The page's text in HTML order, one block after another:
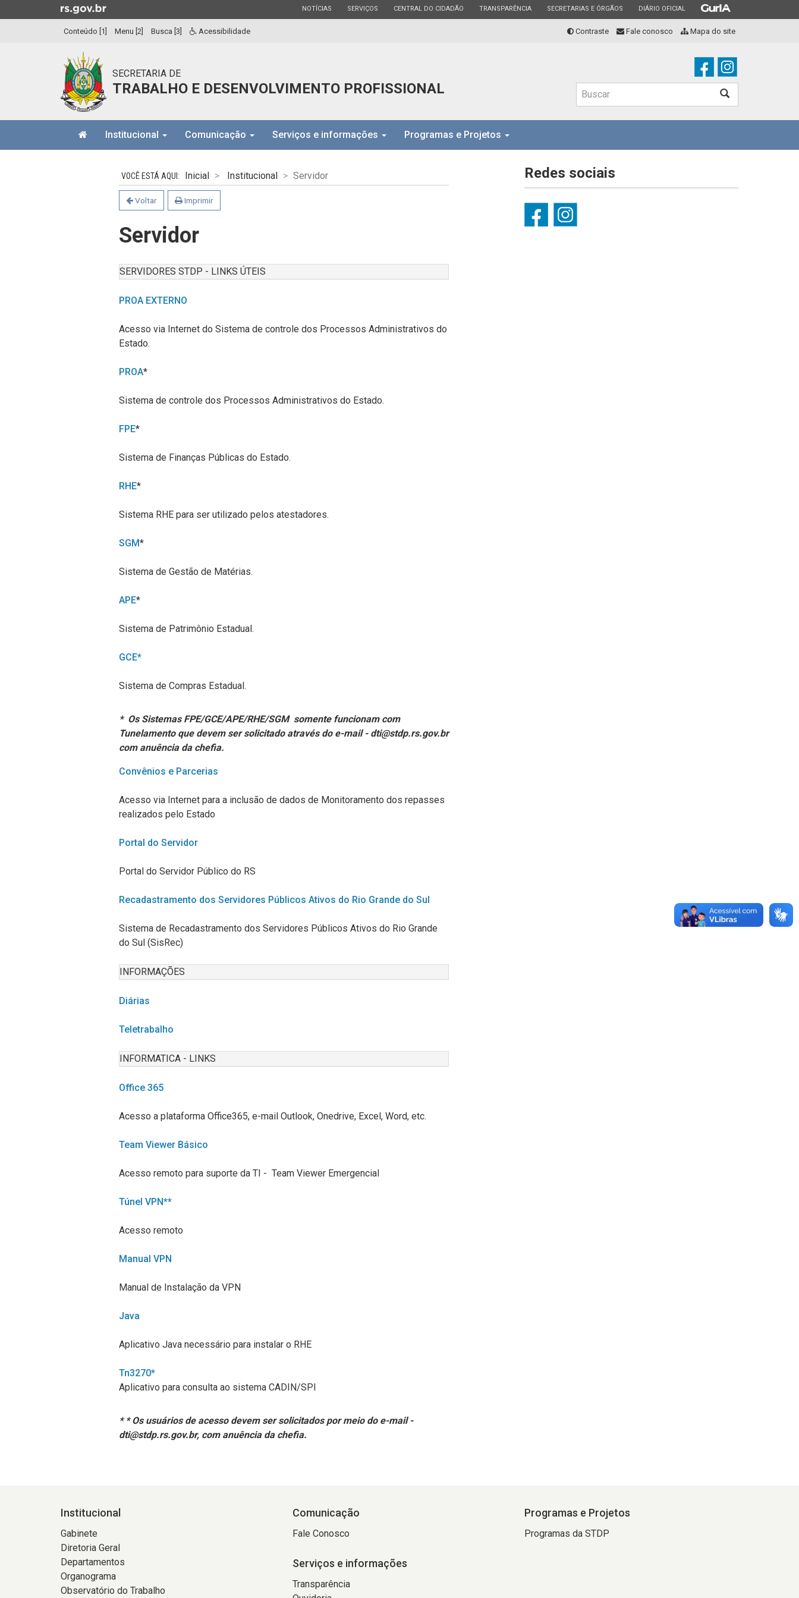
para
Ir
a
ESTADO
NOTÍCIAS ESTADO
SERVIÇOS ESTADO
CENTRAL DO CIDADÃO ESTADO
TRANSPARÊNCIA ESTADO
SECRETARIAS E ÓRGÃOS ESTADO
DIÁRIO OFICIAL ESTADO
Conteúdo [1] Menu [2] Busca [3] Acessibilidade Contraste Fale conosco Mapa do site
SECRETARIA DE
TRABALHO E DESENVOLVIMENTO PROFISSIONAL
Institucional Comunicação Serviços e informações
Programas e Projetos
Inicial Institucional Servidor
Voltar Imprimir
Servidor
SERVIDORES STDP - LINKS ÚTEIS
PROA EXTERNO
Acesso via Internet do Sistema de controle dos Processos Administrativos do
Estado.
PROA*
Sistema de controle dos Processos Administrativos do Estado.
FPE*
Sistema de Finanças Públicas do Estado.
RHE*
Sistema RHE para ser utilizado pelos atestadores.
SGM*
Sistema de Gestão de Matérias.
APE*
Sistema de Patrimônio Estadual.
GCE*
Sistema de Compras Estadual.
* Os Sistemas FPE/GCE/APE/RHE/SGM somente funcionam com
Tunelamento que devem ser solicitado através do e-mail - dti@stdp.rs.gov.br
com anuência da chefia.
Convênios e Parcerias
Acesso via Internet paraa inclusão de dados de Monitoramento dos repasses
realizados pelo Estado
Portal do Servidor
Portal do Servidor Público do RS
Recadastramento dos Servidores Públicos Ativos do Rio Grande do Sul
Sistema de Recadastramento dos Servidores Públicos Ativos do Rio Grande
do Sul (SisRec)
INFORMAÇÕES
Diárias
Teletrabalho
INFORMATICA - LINKS
Office 365
Acesso a plataforma Office365, e-mail Outlook, Onedrive, Excel, Word, etc.
Team Viewer Básico
Acesso remoto para suporte da TI - Team Viewer Emergencial
Túnel VPN**
Acesso remoto
Manual VPN
Manual de Instalação da VPN
Java
Aplicativo Java necessário para instalar o RHE
Tn3270*
Aplicativo para consulta ao sistema CADIN/SPI
* * Os usuários de acesso devem ser solicitados por meio do e-mail -
dti@stdp.rs.gov.br, com anuência da chefia.
Redes sociais
Institucional
Gabinete
Diretoria Geral
Departamentos
Organograma
Observatório do Trabalho
Comunicação
Fale Conosco
Serviços e informações
Transparência
Programas e Projetos
Programas da STDP